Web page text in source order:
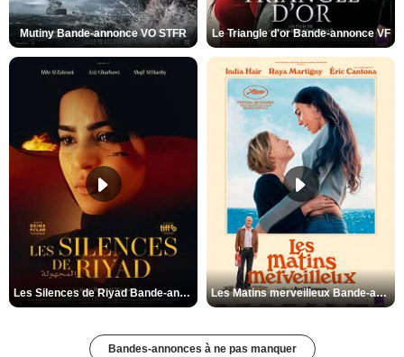
Mutiny Bande-annonce VO STFR Le Triangle d'or Bande-annonce VF
Les Silences de Riyad Bande-annonce VO STFR Les Matins merveilleux Bande-annonce VF
Bandes-annonces à ne pas manquer